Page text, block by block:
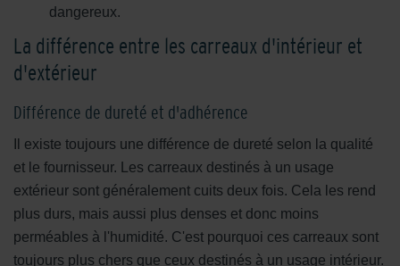
dangereux.
La différence entre les carreaux d'intérieur et
d'extérieur
Différence de dureté et d'adhérence
Il existe toujours une différence de dureté selon la qualité
et le fournisseur. Les carreaux destinés à un usage
extérieur sont généralement cuits deux fois. Cela les rend
plus durs, mais aussi plus denses et donc moins
perméables à l'humidité. C'est pourquoi ces carreaux sont
toujours plus chers que ceux destinés à un usage intérieur.